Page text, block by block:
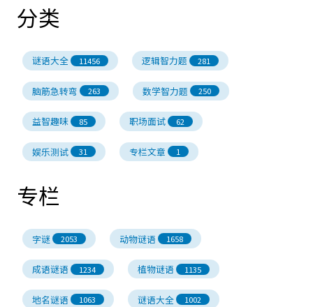
分类
谜语大全 11456 逻辑智力题 281
脑筋急转弯 263 数学智力题 250
益智趣味 85 职场面试 62
娱乐测试 31 专栏文章 1
专栏
字谜 2053 动物谜语 1658
成语谜语 1234 植物谜语 1135
地名谜语 1063 谜语大全 1002